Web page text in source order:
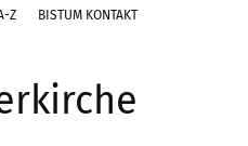
Z BISTUM KONTAKT